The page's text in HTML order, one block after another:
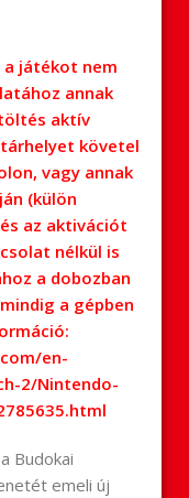
játékot nem
annak
aktív
követel
vagy annak
(külön
az aktivációt
nélkül is
a dobozban
a gépben
en-
2/Nintendo-
Budokai
emeli új